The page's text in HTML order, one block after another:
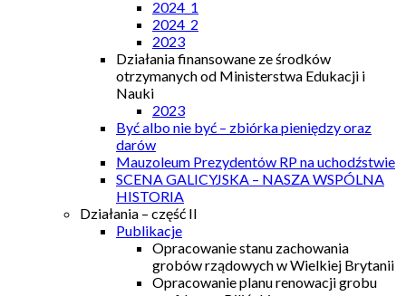
2024_1
2024_2
2023
Działania finansowane ze środków
otrzymanych od Ministerstwa Edukacji i
Nauki
2023
Być albo nie być – zbiórka pieniędzy oraz
darów
Mauzoleum Prezydentów RP na uchodźstwie
SCENA GALICYJSKA – NASZA WSPÓLNA
HISTORIA
Działania – część II
Publikacje
Opracowanie stanu zachowania
grobów rządowych w Wielkiej Brytanii
Opracowanie planu renowacji grobu